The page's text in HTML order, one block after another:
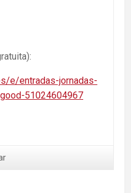
e/entradas-jornadas-
51024604967